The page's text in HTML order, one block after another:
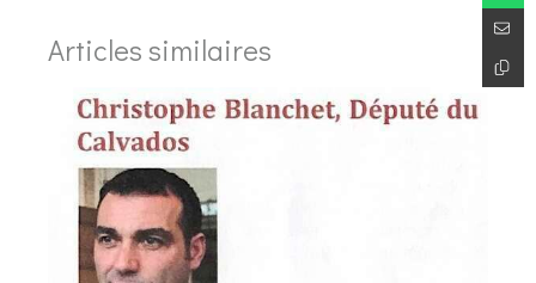
Articles similaires